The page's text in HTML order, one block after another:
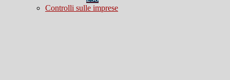
Controlli sulle imprese